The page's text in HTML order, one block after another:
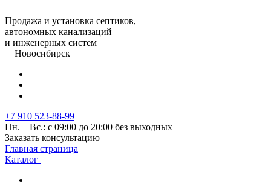
Продажа и установка септиков,
автономных канализаций
и инженерных систем
Новосибирск
+7 910 523-88-99
Пн. – Вс.: с 09:00 до 20:00 без выходных
Заказать консультацию
Главная страница
Каталог